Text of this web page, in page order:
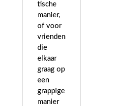
tische
manier,
of voor
vrienden
die
elkaar
graag op
een
grappige
manier